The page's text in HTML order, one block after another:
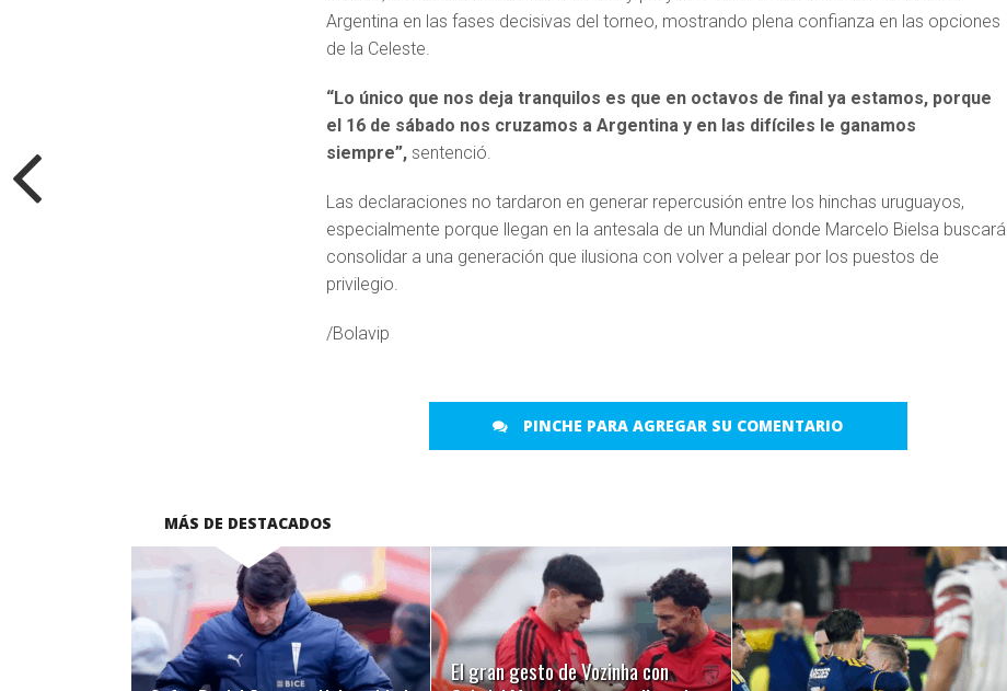
Argentina en las fases decisivas del torneo, mostrando plena confianza en las opciones
de la Celeste.
“Lo único que nos deja tranquilos es que en octavos de final ya estamos, porque
el 16 de sábado nos cruzamos a Argentina y en las difíciles le ganamos
siempre”, sentenció.
Las declaraciones no tardaron en generar repercusión entre los hinchas uruguayos,
especialmente porque llegan en la antesala de un Mundial donde Marcelo Bielsa buscará
consolidar a una generación que ilusiona con volver a pelear por los puestos de
privilegio.
/Bolavip
PINCHE PARA AGREGAR SU COMENTARIO
MÁS DE DESTACADOS
LEER MÁS
El gran gesto de Vozinha con
LEER MÁS LEER MÁS